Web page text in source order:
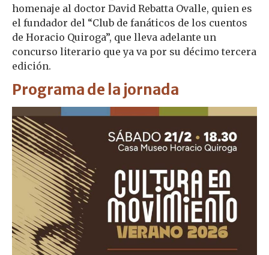
homenaje al doctor David Rebatta Ovalle, quien es
el fundador del “Club de fanáticos de los cuentos
de Horacio Quiroga”, que lleva adelante un
concurso literario que ya va por su décimo tercera
edición.
Programa de la jornada